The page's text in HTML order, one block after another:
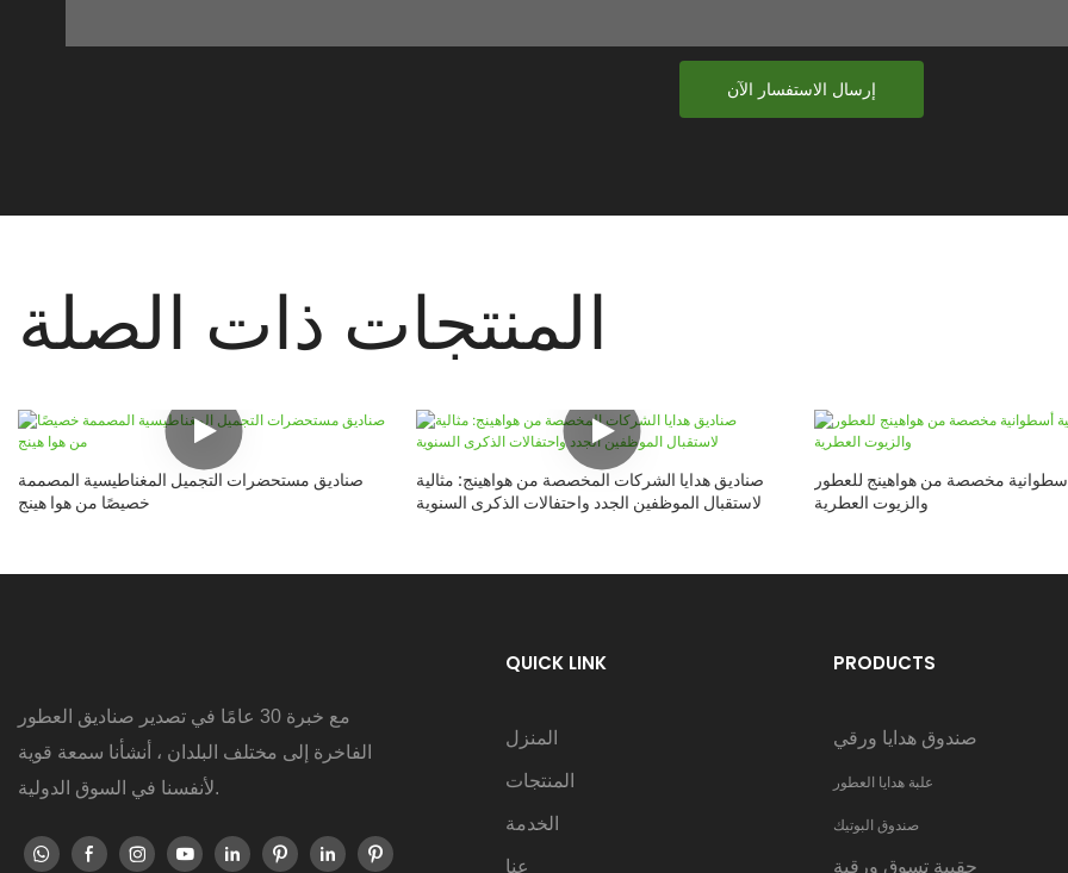
إرسال الاستفسار الآن
المنتجات ذات الصلة
صناديق مستحضرات التجميل المغناطيسية المصممة
خصيصًا من هوا هينج
صناديق هدايا الشركات المخصصة من هواهينج: مثالية
لاستقبال الموظفين الجدد واحتفالات الذكرى السنوية
مخصصة من هواهينج للعطور
والزيوت العطرية
مع خبرة 30 عامًا في تصدير صناديق العطور
الفاخرة إلى مختلف البلدان ، أنشأنا سمعة قوية
لأنفسنا في السوق الدولية.
QUICK LINK
المنزل
المنتجات
الخدمة
عنا
PRODUCTS
صندوق هدايا ورقي
علبة هدايا العطور
صندوق البوتيك
حقيبة تسوق ورقية